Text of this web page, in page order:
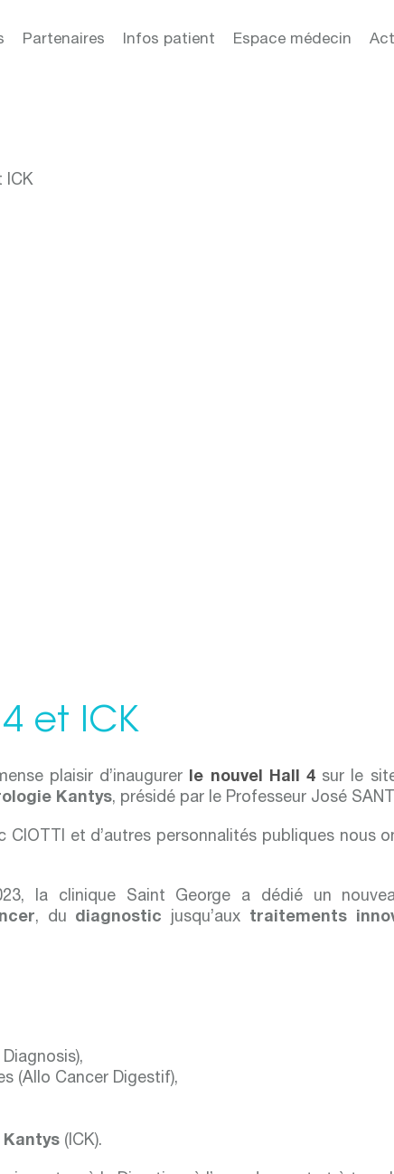
Partenaires Infos patient Espace médecin
ICK
et ICK
plaisir d’inaugurer le nouvel Hall 4sur le
Kantys, présidé par le Professeur José
CIOTTI et d’autres personnalités publiques nous
la clinique Saint George a dédié un
, du diagnostic jusqu’aux traitements
(Allo Cancer Digestif),
Kantys (ICK).